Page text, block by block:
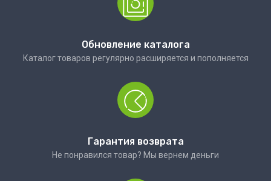
Обновление каталога
Каталог товаров регулярно расширяется и пополняется
Гарантия возврата
Не понравился товар? Мы вернем деньги